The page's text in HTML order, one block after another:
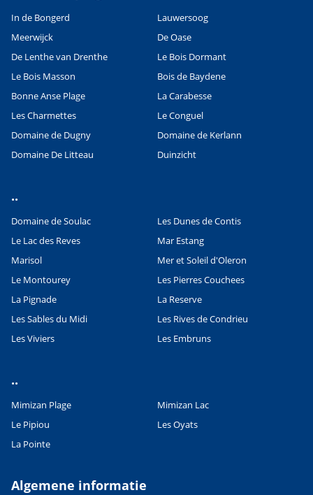
In de Bongerd
Lauwersoog
Meerwijck
De Oase
De Lenthe van Drenthe
Le Bois Dormant
Le Bois Masson
Bois de Baydene
Bonne Anse Plage
La Carabesse
Les Charmettes
Le Conguel
Domaine de Dugny
Domaine de Kerlann
Domaine De Litteau
Duinzicht
..
Domaine de Soulac
Les Dunes de Contis
Le Lac des Reves
Mar Estang
Marisol
Mer et Soleil d'Oleron
Le Montourey
Les Pierres Couchees
La Pignade
La Reserve
Les Sables du Midi
Les Rives de Condrieu
Les Viviers
Les Embruns
..
Mimizan Plage
Mimizan Lac
Le Pipiou
Les Oyats
La Pointe
Algemene informatie